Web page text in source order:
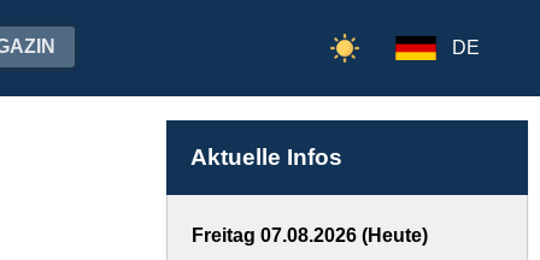
DE
Aktuelle Infos
Freitag 07.08.2026 (Heute)